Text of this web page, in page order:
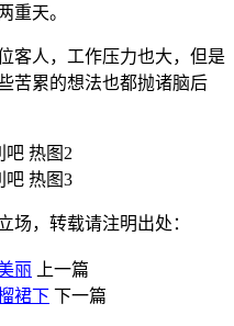
重天。
客人，工作压力也大，但是
苦累的想法也都抛诸脑后
场，转载请注明出处：
丽
上一篇
裙下 下一篇